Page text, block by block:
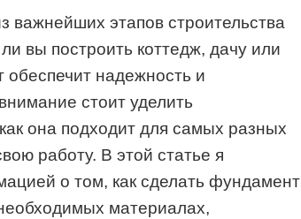
этапов строительства
вы построить коттедж, дачу или
надежность и
стоит уделить
она подходит для самых разных
работу. В этой статье я
о том, как сделать фундамент
материалах,